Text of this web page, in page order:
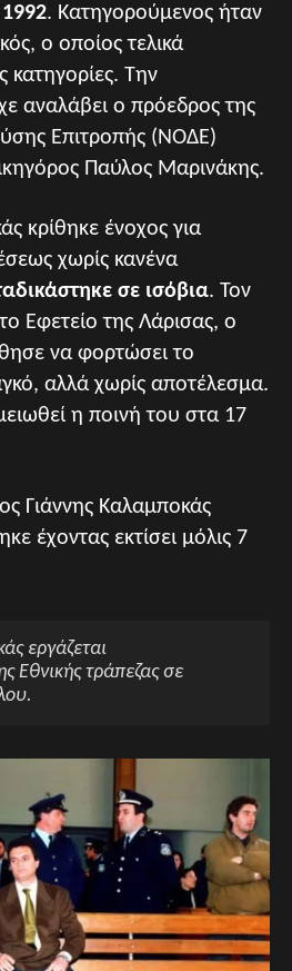
1992. Κατηγορούμενος ήταν
ο οποίος τελικά
κατηγορίες. Την
αναλάβει ο πρόεδρος της
Επιτροπής (ΝΟΔΕ)
Παύλος Μαρινάκης.
κρίθηκε ένοχος για
χωρίς κανένα
σε ισόβια. Τον
Εφετείο της Λάρισας, ο
να φορτώσει το
αλλά χωρίς αποτέλεσμα.
η ποινή του στα 17
Γιάννης Καλαμποκάς
έχοντας εκτίσει μόλις 7
εργάζεται
Εθνικής τράπεζας σε